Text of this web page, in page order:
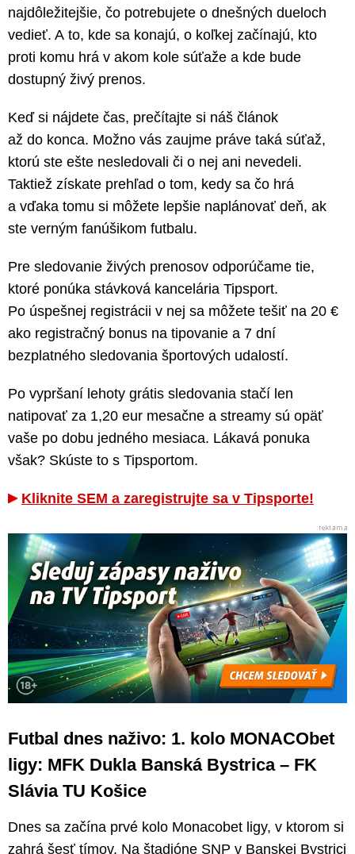
najdôležitejšie, čo potrebujete o dnešných dueloch
vedieť. A to, kde sa konajú, o koľkej začínajú, kto
proti komu hrá v akom kole súťaže a kde bude
dostupný živý prenos.
Keď si nájdete čas, prečítajte si náš článok
až do konca. Možno vás zaujme práve taká súťaž,
ktorú ste ešte nesledovali či o nej ani nevedeli.
Taktiež získate prehľad o tom, kedy sa čo hrá
a vďaka tomu si môžete lepšie naplánovať deň, ak
ste verným fanúšikom futbalu.
Pre sledovanie živých prenosov odporúčame tie,
ktoré ponúka stávková kancelária Tipsport.
Po úspešnej registrácii v nej sa môžete tešiť na 20 €
ako registračný bonus na tipovanie a 7 dní
bezplatného sledovania športových udalostí.
Po vypršaní lehoty grátis sledovania stačí len
natipovať za 1,20 eur mesačne a streamy sú opäť
vaše po dobu jedného mesiaca. Lákavá ponuka
však? Skúste to s Tipsportom.
Kliknite SEM a zaregistrujte sa v Tipsporte!
Futbal dnes naživo: 1. kolo MONACObet
ligy: MFK Dukla Banská Bystrica – FK
Slávia TU Košice
Dnes sa začína prvé kolo Monacobet ligy, v ktorom si
zahrá šesť tímov. Na štadióne SNP v Banskej Bystrici